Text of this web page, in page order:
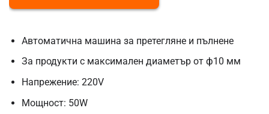
Автоматична машина за претегляне и пълнене
За продукти с максимален диаметър от ф10 мм
Напрежение: 220V
Мощност: 50W